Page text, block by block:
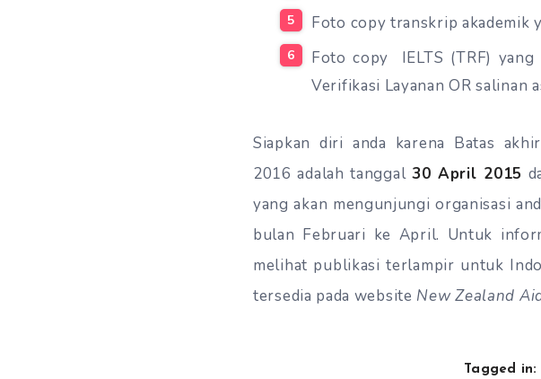
Foto copy transkrip akademik
Foto copy IELTS (TRF)
Verifikasi Layanan OR salinan
Siapkan diri anda karena Batas
2016 adalah tanggal 30 April 2015
yang akan mengunjungi organisasi
bulan Februari ke April. Untuk
melihat publikasi terlampir untuk
tersedia pada website New Zealand
Tagged in: